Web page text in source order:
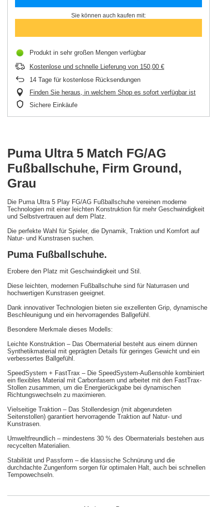
Sie können auch kaufen mit:
Produkt in sehr großen Mengen verfügbar
Kostenlose und schnelle Lieferung von 150,00 €
14 Tage für kostenlose Rücksendungen
Finden Sie heraus, in welchem Shop es sofort verfügbar ist
Sichere Einkäufe
Puma Ultra 5 Match FG/AG
Fußballschuhe, Firm Ground,
Grau
Die Puma Ultra 5 Play FG/AG Fußballschuhe vereinen moderne
Technologien mit einer leichten Konstruktion für mehr Geschwindigkeit
und Selbstvertrauen auf dem Platz.
Die perfekte Wahl für Spieler, die Dynamik, Traktion und Komfort auf
Natur- und Kunstrasen suchen.
Puma Fußballschuhe.
Erobere den Platz mit Geschwindigkeit und Stil.
Diese leichten, modernen Fußballschuhe sind für Naturrasen und
hochwertigen Kunstrasen geeignet.
Dank innovativer Technologien bieten sie exzellenten Grip, dynamische
Beschleunigung und ein hervorragendes Ballgefühl.
Besondere Merkmale dieses Modells:
Leichte Konstruktion – Das Obermaterial besteht aus einem dünnen
Synthetikmaterial mit geprägten Details für geringes Gewicht und ein
verbessertes Ballgefühl.
SpeedSystem + FastTrax – Die SpeedSystem-Außensohle kombiniert
ein flexibles Material mit Carbonfasern und arbeitet mit den FastTrax-
Stollen zusammen, um die Energierückgabe bei dynamischen
Richtungswechseln zu maximieren.
Vielseitige Traktion – Das Stollendesign (mit abgerundeten
Seitenstollen) garantiert hervorragende Traktion auf Natur- und
Kunstrasen.
Umweltfreundlich – mindestens 30 % des Obermaterials bestehen aus
recycelten Materialien.
Stabilität und Passform – die klassische Schnürung und die
durchdachte Zungenform sorgen für optimalen Halt, auch bei schnellen
Tempowechseln.